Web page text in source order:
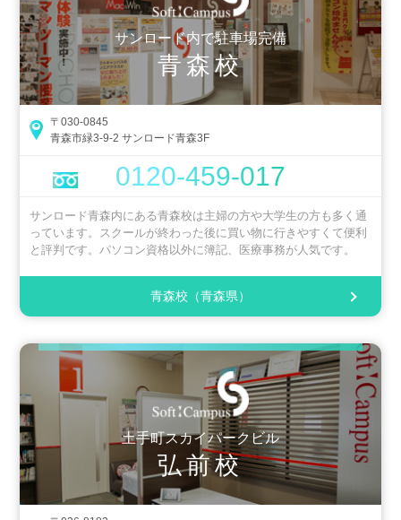
サンロード内で駐車場完備
青森校
〒030-0845
青森市緑3-9-2 サンロード青森3F
0120-459-017
サンロード青森内にある青森校は主婦の方や大学生の方も多く通
っています。スクールが終わった後に買い物に行きやすくて便利
と評判です。パソコン資格以外に簿記、医療事務が人気です。
青森校（青森県）
土手町スカイパークビル
弘前校